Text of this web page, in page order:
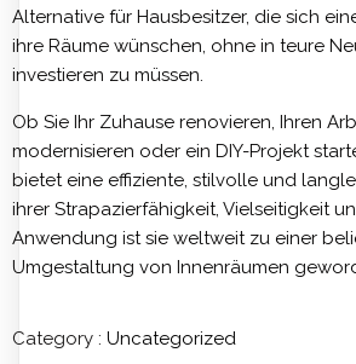
Alternative für Hausbesitzer, die sich
ihre Räume wünschen, ohne in teure
investieren zu müssen.
Ob Sie Ihr Zuhause renovieren, Ihren
modernisieren oder ein DIY-Projekt
bietet eine effiziente, stilvolle und
ihrer Strapazierfähigkeit, Vielseitigkeit
Anwendung ist sie weltweit zu einer
Umgestaltung von Innenräumen
Category : Uncategorized